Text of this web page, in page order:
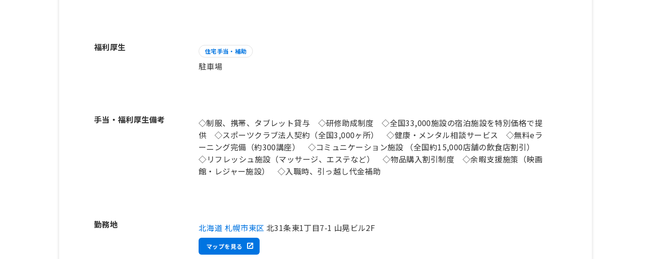
福利厚生 住宅手当・補助
駐車場
手当・福利厚生備考
◇制服、携帯、タブレット貸与 ◇研修助成制度 ◇全国33,000施設の宿泊施設を特別価格で提
供 ◇スポーツクラブ法人契約（全国3,000ヶ所） ◇健康・メンタル相談サービス ◇無料eラ
ーニング完備（約300講座） ◇コミュニケーション施設 （全国約15,000店舗の飲食店割引）
◇リフレッシュ施設（マッサージ、エステなど） ◇物品購入割引制度 ◇余暇支援施策（映画
館・レジャー施設） ◇入職時、引っ越し代金補助
勤務地 北海道 札幌市東区 北31条東1丁目7-1 山晃ビル2F
マップを見る